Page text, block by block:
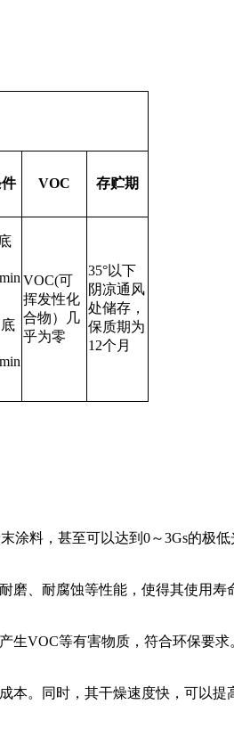
VOC 存贮期
VOC(可
挥发性化
合物）几
乎为零
35°以下
阴凉通风
处储存，
保质期为
12个月
涂料，甚至可以达到0～3Gs的极
磨、耐腐蚀等性能，使得其使用寿
生VOC等有害物质，符合环保要
本。同时，其干燥速度快，可以提